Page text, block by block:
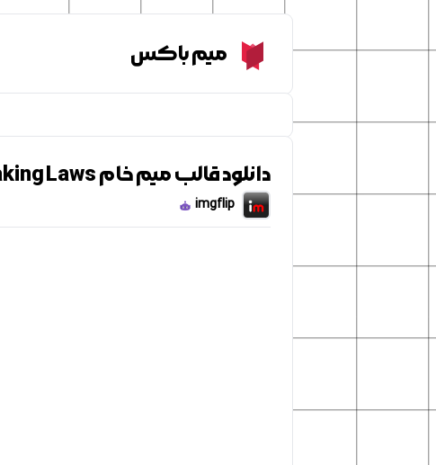
Meme Boxمیم باکس
دانلود قالب میم خام Breaking Laws
imgflip